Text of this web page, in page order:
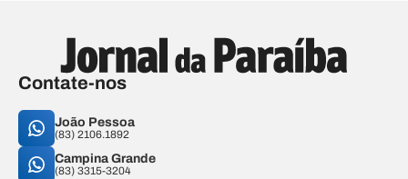
Contate-nos
João Pessoa
(83) 2106.1892
Campina Grande
(83) 3315-3204